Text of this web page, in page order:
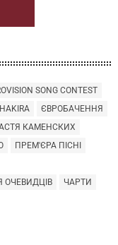
SONG CONTEST
ЄВРОБАЧЕННЯ
КАМЕНСКИХ
ПРЕМ'ЄРА ПІСНІ
ОЧЕВИДЦІВ
ЧАРТИ